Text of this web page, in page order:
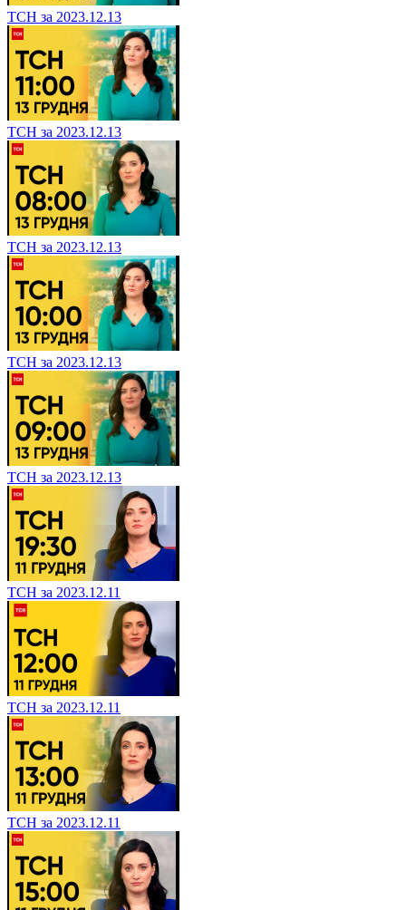
ТСН за 2023.12.13
ТСН за 2023.12.13
ТСН за 2023.12.13
ТСН за 2023.12.13
ТСН за 2023.12.13
ТСН за 2023.12.11
ТСН за 2023.12.11
ТСН за 2023.12.11